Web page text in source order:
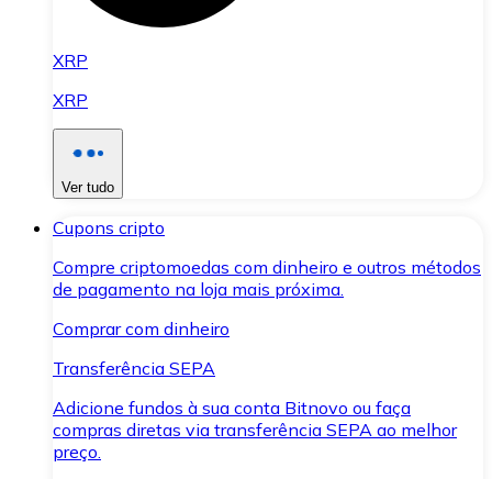
XRP
XRP
Ver tudo
Cupons cripto
Compre criptomoedas com dinheiro e outros métodos
de pagamento na loja mais próxima.
Comprar com dinheiro
Transferência SEPA
Adicione fundos à sua conta Bitnovo ou faça
compras diretas via transferência SEPA ao melhor
preço.